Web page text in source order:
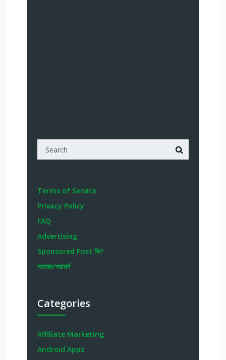
Terms of Service
Privacy Policy
FAQ
Advertising
Sponsored Post কি?
মতামত/পরামর্শ
Categories
Affiliate Marketing
Android Apps